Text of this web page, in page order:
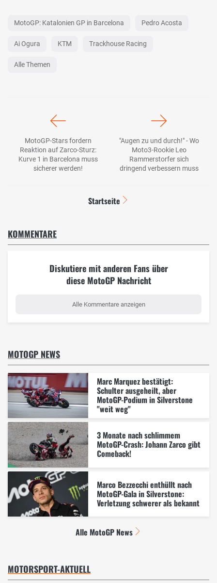
MotoGP: Katalonien GP in Barcelona Pedro Acosta
Ai Ogura KTM Trackhouse Racing
Alle Themen
MotoGP-Stars fordern
Reaktion auf Zarco-Sturz:
Kurve 1 in Barcelona muss
sicherer werden!
"Augen zu und durch!" - Wo
Moto3-Rookie Leo
Rammerstorfer sich
dringend verbessern muss
Startseite
KOMMENTARE
Diskutiere mit anderen Fans über
diese MotoGP Nachricht
Alle Kommentare anzeigen
MOTOGP NEWS
Marc Marquez bestätigt:
Schulter ausgeheilt, aber
MotoGP-Podium in Silverstone
"weit weg"
3 Monate nach schlimmem
MotoGP-Crash: Johann Zarco gibt
Comeback!
Marco Bezzecchi enthüllt nach
MotoGP-Gala in Silverstone:
Verletzung schwerer als bekannt
Alle MotoGP News
MOTORSPORT-AKTUELL